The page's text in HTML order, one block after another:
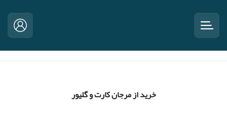
خرید از مرجان کارت و گلیور